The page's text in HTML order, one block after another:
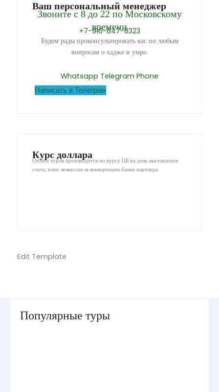
Ваш персональный менеджер
Звоните с 8 до 22 по Московскому
времени
+7-916-847-8323
Будем рады проконсультировать вас по любым
вопросам о хадже и умре.
Whatsapp Telegram Phone
Написать в Телеграм
Курс доллара
Оплата туров производится по курсу ЦБ на день выставления
счета, плюс комиссия за конвертацию банка партнера
Edit Template
Популярные туры